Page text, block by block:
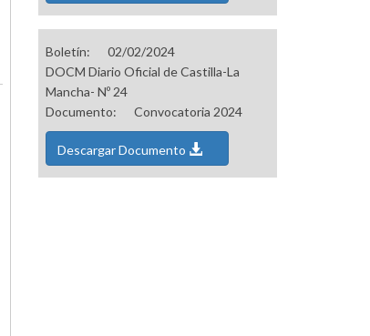
Boletín:
02/02/2024
DOCM Diario Oficial de Castilla-La
Mancha- Nº 24
Documento:
Convocatoria 2024
Descargar Documento